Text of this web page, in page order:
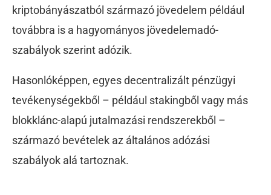
kriptobányászatból származó jövedelem például
továbbra is a hagyományos jövedelemadó-
szabályok szerint adózik.
Hasonlóképpen, egyes decentralizált pénzügyi
tevékenységekből – például stakingből vagy más
blokklánc-alapú jutalmazási rendszerekből –
származó bevételek az általános adózási
szabályok alá tartoznak.